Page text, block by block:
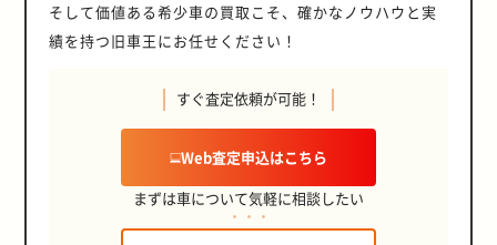
そして価値ある希少車の買取こそ、確かなノウハウと実
績を持つ旧車王にお任せください！
すぐ査定依頼が可能！
Web査定申込はこちら
まずは車について気軽に相談したい